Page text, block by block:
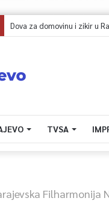
TVSA
Filharmonija